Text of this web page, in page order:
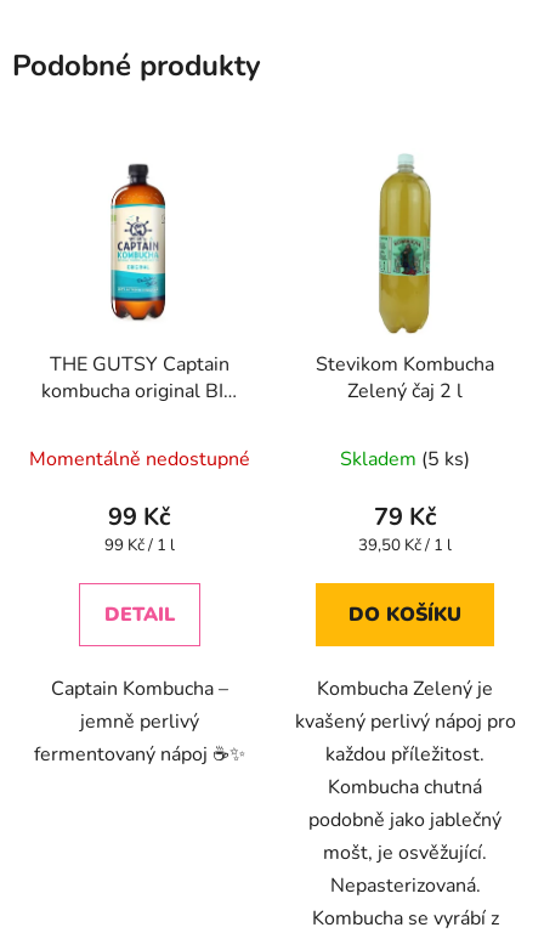
Podobné produkty
THE GUTSY Captain
kombucha original BIO
Momentálně nedostupné
99 Kč
Měrná
99 Kč / 1 l
DETAIL
Captain Kombucha –
jemně perlivý
fermentovaný nápoj ☕✨
Stevikom Kombucha
Zelený čaj 2 l
hodnocení
produktu
je
z
Skladem (5 ks)
79 Kč
Měrná
39,50 Kč / 1 l
DO KOŠÍKU
Kombucha Zelený je
kvašený perlivý nápoj pro
každou příležitost.
Kombucha chutná
podobně jako jablečný
mošt, je osvěžující.
Nepasterizovaná.
Kombucha se vyrábí z